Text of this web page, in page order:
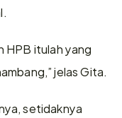
HPB itulah yang
jelas Gita.
setidaknya